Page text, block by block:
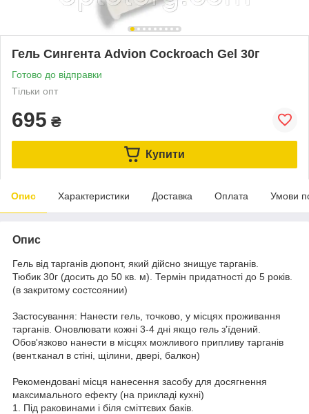
Гель Сингента Advion Cockroach Gel 30г
Готово до відправки
Тільки опт
695 ₴
Купити
Опис Характеристики Доставка Оплата Умови
Опис
Гель від тарганів дюпонт, який дійсно знищує тарганів.
Тюбик 30г (досить до 50 кв. м). Термін придатності до 5 років.
(в закритому состсоянии)
Застосування: Нанести гель, точково, у місцях проживання
тарганів. Оновлювати кожні 3-4 дні якщо гель з'їдений.
Обов'язково нанести в місцях можливого припливу тарганів
(вент.канал в стіні, щілини, двері, балкон)
Рекомендовані місця нанесення засобу для досягнення
максимального ефекту (на прикладі кухні)
1. Під раковинами і біля сміттєвих баків.